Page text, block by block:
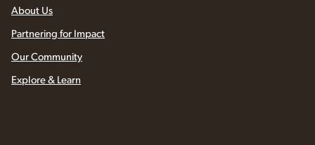
About Us
Partnering for Impact
Our Community
Explore & Learn